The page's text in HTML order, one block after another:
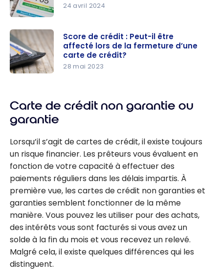
est calculé
le score de
crédit au
Canada?
24 avril 2024
Peut-il être
affecté
lors de la
fermeture
d’une
carte de
crédit?
Score de crédit : Peut-il être
affecté lors de la fermeture d’une
carte de crédit?
28 mai 2023
Carte de crédit non garantie ou
garantie
Lorsqu’il s’agit de cartes de crédit, il existe toujours
un risque financier. Les prêteurs vous évaluent en
fonction de votre capacité à effectuer des
paiements réguliers dans les délais impartis. À
première vue, les cartes de crédit non garanties et
garanties semblent fonctionner de la même
manière. Vous pouvez les utiliser pour des achats,
des intérêts vous sont facturés si vous avez un
solde à la fin du mois et vous recevez un relevé.
Malgré cela, il existe quelques différences qui les
distinguent.